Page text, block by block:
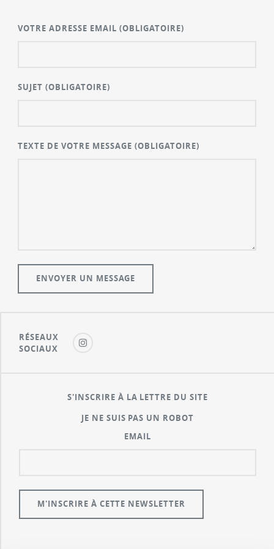
VOTRE ADRESSE EMAIL(OBLIGATOIRE)
SUJET(OBLIGATOIRE)
TEXTE DE VOTRE MESSAGE(OBLIGATOIRE)
RÉSEAUX
SOCIAUX
S'INSCRIRE À LA LETTRE DU SITE
JE NE SUIS PAS UN ROBOT
EMAIL